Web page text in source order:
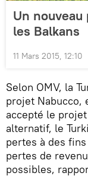
Un
les Balkans
11 Mars 2015, 12:10
Selon OMV, la
projet Nabucco,
accepté le
alternatif, le
pertes à des
pertes de
possibles,